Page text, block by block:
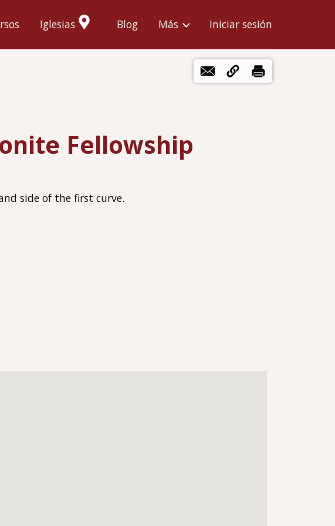
Iglesias Blog Más
Menú
cuenta
de
Iniciar sesión
Fellowship
side of the first curve.